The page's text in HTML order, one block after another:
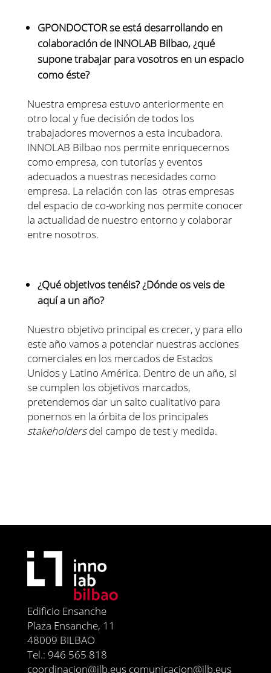
GPONDOCTOR se está desarrollando en
colaboración de INNOLAB Bilbao, ¿qué
supone trabajar para vosotros en un espacio
como éste?
Nuestra empresa estuvo anteriormente en
otro local y fue decisión de todos los
trabajadores movernos a esta incubadora.
INNOLAB Bilbao nos permite enriquecernos
como empresa, con tutorías y eventos
adecuados a nuestras necesidades como
empresa. La relación con las otras empresas
del espacio de co-working nos permite conocer
la actualidad de nuestro entorno y colaborar
entre nosotros.
¿Qué objetivos tenéis? ¿Dónde os veis de
aquí a un año?
Nuestro objetivo principal es crecer, y para ello
este año vamos a potenciar nuestras acciones
comerciales en los mercados de Estados
Unidos y Latino América. Dentro de un año, si
se cumplen los objetivos marcados,
pretendemos dar un salto cualitativo para
ponernos en la órbita de los principales
stakeholdersdel campo de test y medida.
Edificio Ensanche
Plaza Ensanche, 11
48009 BILBAO
Tel.: 946 565 818
coordinacion@ilb.eus comunicacion@ilb.eus